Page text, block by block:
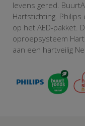
levens gered.
Hartstichting.
op het AED-pakket.
oproepsysteem
aan een hartveilig